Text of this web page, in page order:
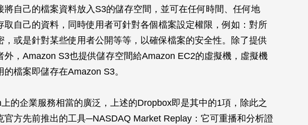
將自己的檔案資料放入S3的儲存空間，並可在任何時間、任何地
取自己的資料，同時使用者可針對各個檔案設定權限，例如：對所
，或是針對某些使用者公開等等，以確保檔案的安全性。除了提供
外，Amazon S3也提供儲存空間給Amazon EC2的虛擬機，虛擬機
檔案即儲存在Amazon S3。
的企業服務相當的廣泛，上述的Dropbox即是其中的1項，除此之
官方先前推出的工具─NASDAQ Market Replay：它可重播和分析證